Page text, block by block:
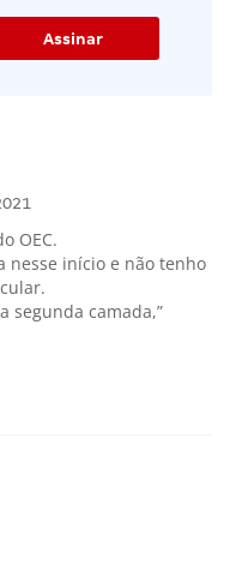
OEC.
nesse início e não tenho
segunda camada,”